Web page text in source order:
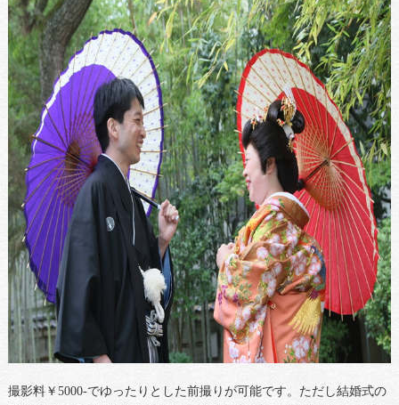
撮影料￥5000-でゆったりとした前撮りが可能です。ただし結婚式の